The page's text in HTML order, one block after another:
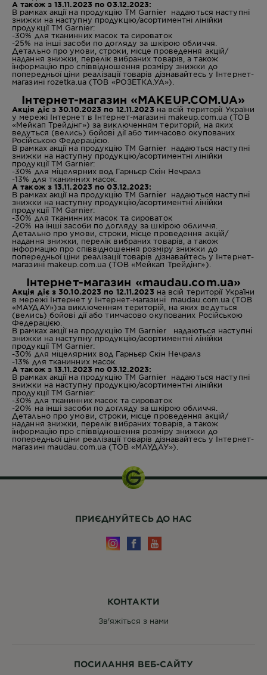
А також з 13.11.2023 по 03.12.2023:
В рамках акції на продукцію ТМ Garnier надаються наступні
знижки на наступну продукцію/асортиментні лінійки
продукції ТМ Garnier:
-30% для тканинних масок та сироваток
-25% на інші засоби по догляду за шкірою обличчя.
Детально про умови, строки, місце проведення акцій/
надання знижки, перелік вибраних товарів, а також
інформацію про співвідношення розміру знижки до
попередньої ціни реалізації товарів дізнавайтесь у Інтернет-
магазині rozetka.ua (ТОВ «РОЗЕТКА.УА»).
Інтернет-магазин «MAKEUP.COM.UA»
Акція діє з 30.10.2023 по 12.11.2023 на всій території України
у мережі Інтернет в Інтернет-магазині makeup.com.ua (ТОВ
«Мейкап Трейдінг») за виключенням територій, на яких
ведуться (велись) бойові дії або тимчасово окупованих
Російською Федерацією.
В рамках акції на продукцію ТМ Garnier надаються наступні
знижки на наступну продукцію/асортиментні лінійки
продукції ТМ Garnier:
-30% для міцелярних вод Гарньєр Скін Нечралз
-13% для тканинних масок.
А також з 13.11.2023 по 03.12.2023:
В рамках акції на продукцію ТМ Garnier надаються наступні
знижки на наступну продукцію/асортиментні лінійки
продукції ТМ Garnier:
-30% для тканинних масок та сироваток
-20% на інші засоби по догляду за шкірою обличчя.
Детально про умови, строки, місце проведення акцій/
надання знижки, перелік вибраних товарів, а також
інформацію про співвідношення розміру знижки до
попередньої ціни реалізації товарів дізнавайтесь у Інтернет-
магазині makeup.com.ua (ТОВ «Мейкап Трейдінг»).
Інтернет-магазин «maudau.com.ua»
Акція діє з 30.10.2023 по 12.11.2023 на всій території України
в мережі Інтернет у Інтернет-магазині maudau.com.ua (ТОВ
«МАУДАУ»)за виключенням територій, на яких ведуться
(велись) бойові дії або тимчасово окупованих Російською
Федерацією.
В рамках акції на продукцію ТМ Garnier надаються наступні
знижки на наступну продукцію/асортиментні лінійки
продукції ТМ Garnier:
-30% для міцелярних вод Гарньєр Скін Нечралз
-13% для тканинних масок.
А також з 13.11.2023 по 03.12.2023:
В рамках акції на продукцію ТМ Garnier надаються наступні
знижки на наступну продукцію/асортиментні лінійки
продукції ТМ Garnier:
-30% для тканинних масок та сироваток
-20% на інші засоби по догляду за шкірою обличчя.
Детально про умови, строки, місце проведення акцій/
надання знижки, перелік вибраних товарів, а також
інформацію про співвідношення розміру знижки до
попередньої ціни реалізації товарів дізнавайтесь у Інтернет-
магазині maudau.com.ua (ТОВ «МАУДАУ»).
ПОСИЛАННЯ ВЕБ-САЙТУ
КОНТАКТИ
Зв'яжіться з нами
ПРИЄДНУЙТЕСЬ ДО НАС